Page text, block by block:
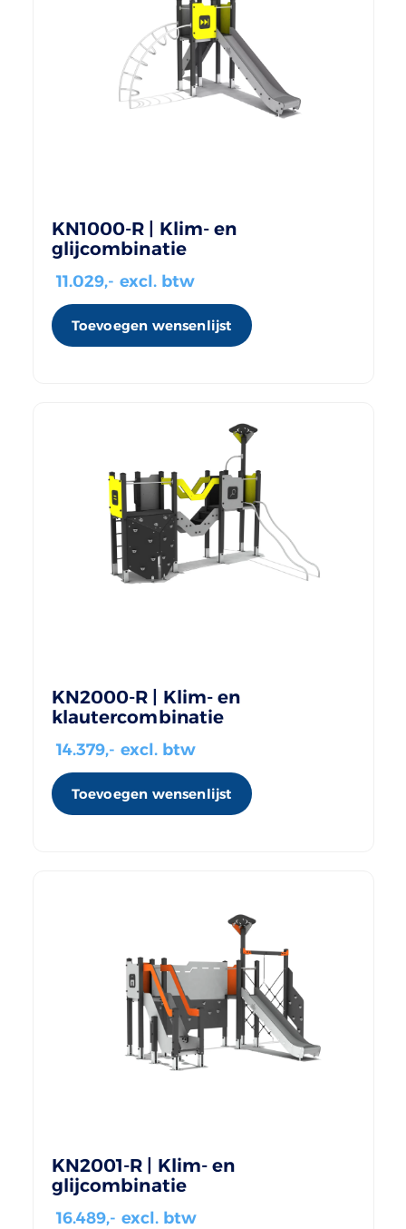
KN1000-R | Klim- en
glijcombinatie
11.029,- excl. btw
Toevoegen wensenlijst
KN2000-R | Klim- en
klautercombinatie
14.379,- excl. btw
Toevoegen wensenlijst
KN2001-R | Klim- en
glijcombinatie
16.489,- excl. btw